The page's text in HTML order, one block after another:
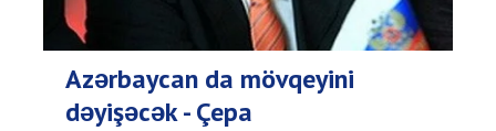
Azərbaycan da mövqeyini
dəyişəcək - Çepa